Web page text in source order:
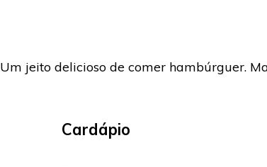
Um jeito delicioso de comer hambúrguer.
Cardápio